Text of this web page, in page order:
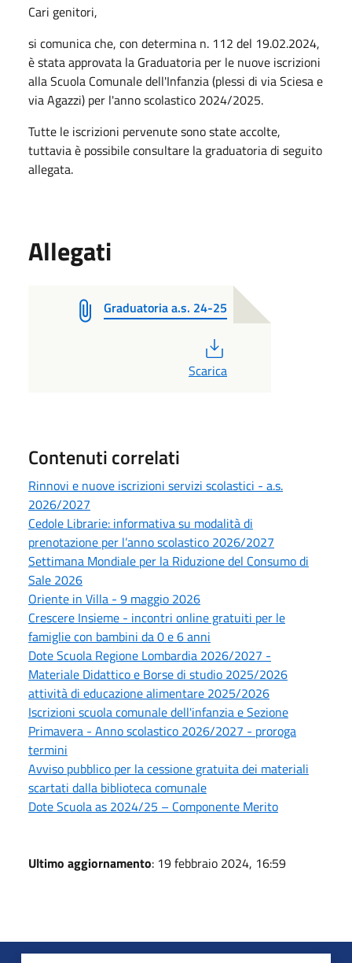
Cari genitori,
si comunica che, con determina n. 112 del 19.02.2024,
è stata approvata la Graduatoria per le nuove iscrizioni
alla Scuola Comunale dell'Infanzia (plessi di via Sciesa e
via Agazzi) per l'anno scolastico 2024/2025.
Tutte le iscrizioni pervenute sono state accolte,
tuttavia è possibile consultare la graduatoria di seguito
allegata.
Allegati
Graduatoria a.s. 24-25
Scarica
Contenuti correlati
Rinnovi e nuove iscrizioni servizi scolastici - a.s.
2026/2027
Cedole Librarie: informativa su modalità di
prenotazione per l’anno scolastico 2026/2027
Settimana Mondiale per la Riduzione del Consumo di
Sale 2026
Oriente in Villa - 9 maggio 2026
Crescere Insieme - incontri online gratuiti per le
famiglie con bambini da 0 e 6 anni
Dote Scuola Regione Lombardia 2026/2027 -
Materiale Didattico e Borse di studio 2025/2026
attività di educazione alimentare 2025/2026
Iscrizioni scuola comunale dell'infanzia e Sezione
Primavera - Anno scolastico 2026/2027 - proroga
termini
Avviso pubblico per la cessione gratuita dei materiali
scartati dalla biblioteca comunale
Dote Scuola as 2024/25 – Componente Merito
Ultimo aggiornamento: 19 febbraio 2024, 16:59